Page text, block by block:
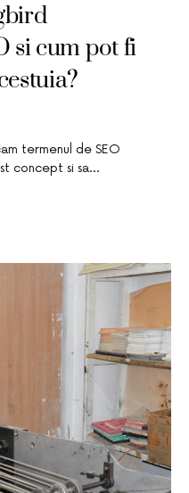
si cum pot fi
termenul de SEO
concept si sa…